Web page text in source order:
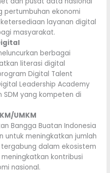
pertumbuhan ekonomi
layanan digital
masyarakat.
berbagai
literasi digital
Digital Talent
Leadership Academy
SDM yang kompeten di
UMKM
Bangga Buatan Indonesia
untuk meningkatkan jumlah
tergabung dalam ekosistem
kontribusi
nasional.